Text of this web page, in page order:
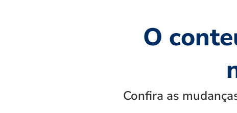
O
Confira as